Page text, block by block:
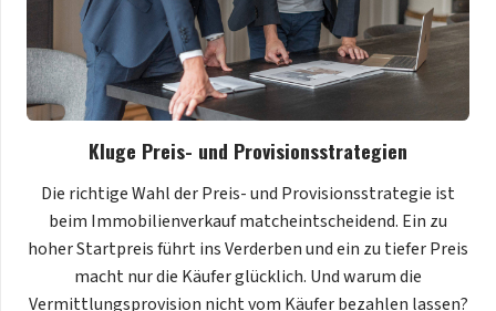
Kluge Preis- und Provisionsstrategien
Die richtige Wahl der Preis- und Provisionsstrategie ist
beim Immobilienverkauf matcheintscheidend. Ein zu
hoher Startpreis führt ins Verderben und ein zu tiefer Preis
macht nur die Käufer glücklich. Und warum die
Vermittlungsprovision nicht vom Käufer bezahlen lassen?